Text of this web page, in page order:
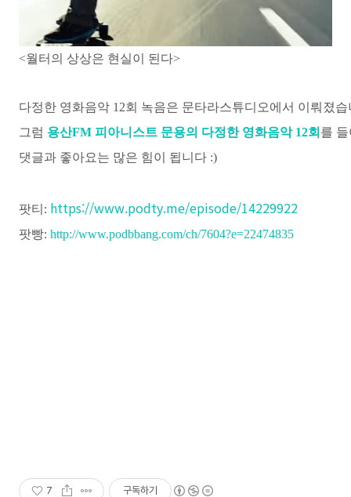
<월터의 상상은 현실이 된다>
다정한 영화음악 12회 녹음은 문타라스튜디오에서 이뤄졌습
그럼 용산FM 피아니스트 문용의 다정한 영화음악 12회 를
댓글과 좋아요는 많은 힘이 됩니다 :)
팟티: https://www.podty.me/episode/14229922
팟빵: http://www.podbbang.com/ch/7604?e=22474835
7 구독하기